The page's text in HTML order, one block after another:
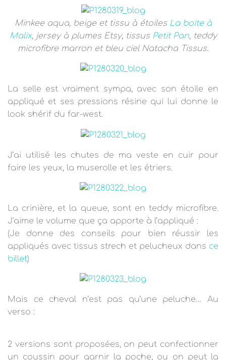
Minkee aqua, beige et tissu à étoiles La boite à
Malix, jersey à plumes Etsy, tissus Petit Pan, teddy
microfibre marron et bleu ciel Natacha Tissus.
La selle est vraiment sympa, avec son étoile en
appliqué et ses pressions résine qui lui donne le
look shérif du far-west.
J’ai utilisé les chutes de ma veste en cuir pour
faire les yeux, la muserolle et les étriers.
La crinière, et la queue, sont en teddy microfibre.
J’aime le volume que ça apporte à l’appliqué :
(Je donne des conseils pour bien réussir les
appliqués avec tissus strech et pelucheux dans ce
billet)
Mais ce cheval n’est pas qu’une peluche… Au
verso :
2 versions sont proposées, on peut confectionner
un coussin pour garnir la poche, ou on peut la